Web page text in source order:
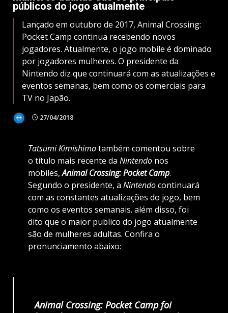
públicos do jogo atualmente
Lançado em outubro de 2017, Animal Crossing:
Pocket Camp continua recebendo novos
jogadores. Atualmente, o jogo mobile é dominado
por jogadores mulheres. O presidente da
Nintendo diz que continuará com as atualizações e
eventos semanas, bem como os comerciais para
TV no Japão.
27/04/2018
Tatsumi Kimishimatambém comentou sobre
o título mais recente da Nintendonos
mobiles,Animal Crossing: Pocket Camp.
Segundo o presidente, a Nintendocontinuará
com as constantes atualizações do jogo, bem
como os eventos semanais. além disso, foi
dito que o maior publico do jogo atualmente
são de mulheres adultas. Confira o
pronunciamento abaixo:
Animal Crossing: Pocket Camp foi